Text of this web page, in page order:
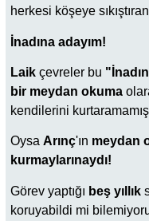
herkesi köşeye
İnadına adayım!
Laik çevreler bu
bir meydan okuma
kendilerini
Oysa Arınç'ın meydan
kurmaylarınaydı!
Görev yaptığı beş yıllık
koruyabildi mi